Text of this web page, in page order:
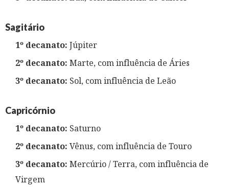
Sagitário
1º decanato: Júpiter
2º decanato: Marte, com influência de Áries
3º decanato: Sol, com influência de Leão
Capricórnio
1º decanato: Saturno
2º decanato: Vênus, com influência de Touro
3º decanato: Mercúrio / Terra, com influência de
Virgem